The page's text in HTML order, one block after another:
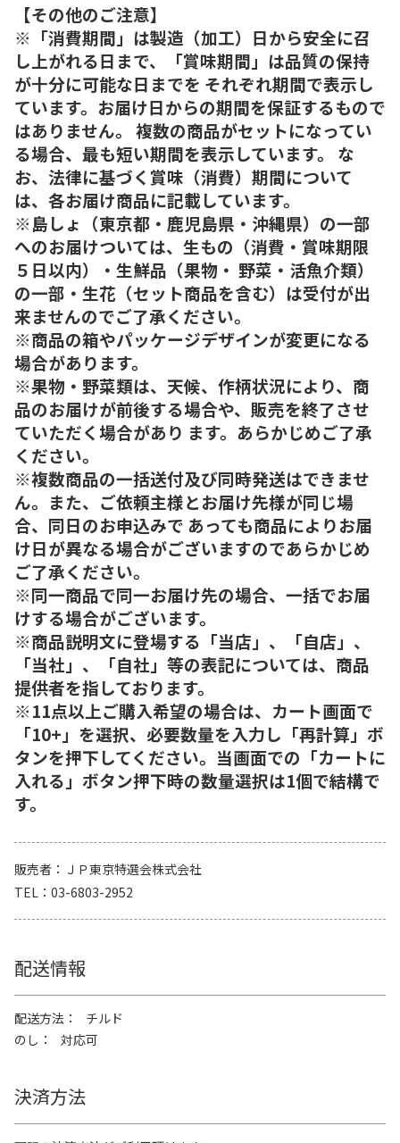
【その他のご注意】
※「消費期間」は製造（加工）日から安全に召
し上がれる日まで、「賞味期間」は品質の保持
が十分に可能な日までを それぞれ期間で表示し
ています。お届け日からの期間を保証するもので
はありません。 複数の商品がセットになってい
る場合、最も短い期間を表示しています。 な
お、法律に基づく賞味（消費）期間について
は、各お届け商品に記載しています。
※島しょ（東京都・鹿児島県・沖縄県）の一部
へのお届けついては、生もの（消費・賞味期限
５日以内）・生鮮品（果物・ 野菜・活魚介類）
の一部・生花（セット商品を含む）は受付が出
来ませんのでご了承ください。
※商品の箱やパッケージデザインが変更になる
場合があります。
※果物・野菜類は、天候、作柄状況により、商
品のお届けが前後する場合や、販売を終了させ
ていただく場合があり ます。あらかじめご了承
ください。
※複数商品の一括送付及び同時発送はできませ
ん。また、ご依頼主様とお届け先様が同じ場
合、同日のお申込みで あっても商品によりお届
け日が異なる場合がございますのであらかじめ
ご了承ください。
※同一商品で同一お届け先の場合、一括でお届
けする場合がございます。
※商品説明文に登場する「当店」、「自店」、
「当社」、「自社」等の表記については、商品
提供者を指しております。
※11点以上ご購入希望の場合は、カート画面で
「10+」を選択、必要数量を入力し「再計算」ボ
タンを押下してください。当画面での「カートに
入れる」ボタン押下時の数量選択は1個で結構で
す。
販売者
ＪＰ東京特選会株式会社
TEL
03-6803-2952
配送情報
配送方法
チルド
のし
対応可
決済方法